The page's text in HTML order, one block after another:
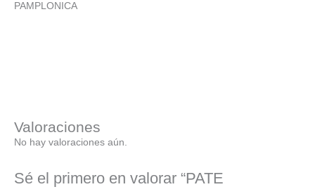
PAMPLONICA
Valoraciones
No hay valoraciones aún.
Sé el primero en valorar “PATE